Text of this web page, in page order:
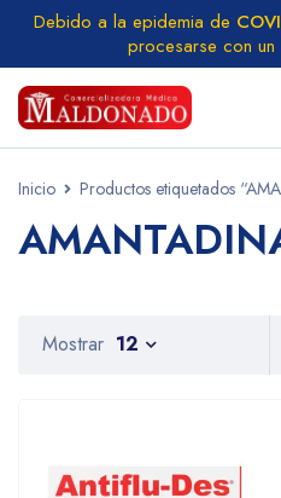
Debido a la epidemia de
procesarse con
Inicio Productos etiquetados
Mostrar 12